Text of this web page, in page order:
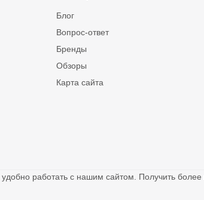
Блог
Вопрос-ответ
Бренды
Обзоры
Карта сайта
работать с нашим сайтом. Получить